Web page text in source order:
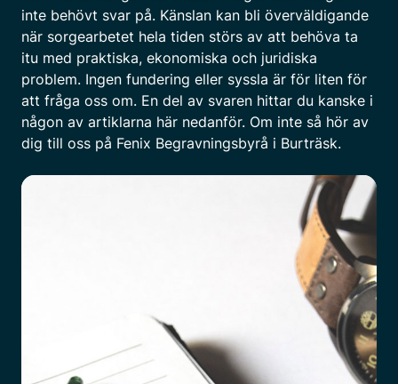
inte behövt svar på. Känslan kan bli överväldigande
när sorgearbetet hela tiden störs av att behöva ta
itu med praktiska, ekonomiska och juridiska
problem. Ingen fundering eller syssla är för liten för
att fråga oss om. En del av svaren hittar du kanske i
någon av artiklarna här nedanför. Om inte så hör av
dig till oss på Fenix Begravningsbyrå i Burträsk.